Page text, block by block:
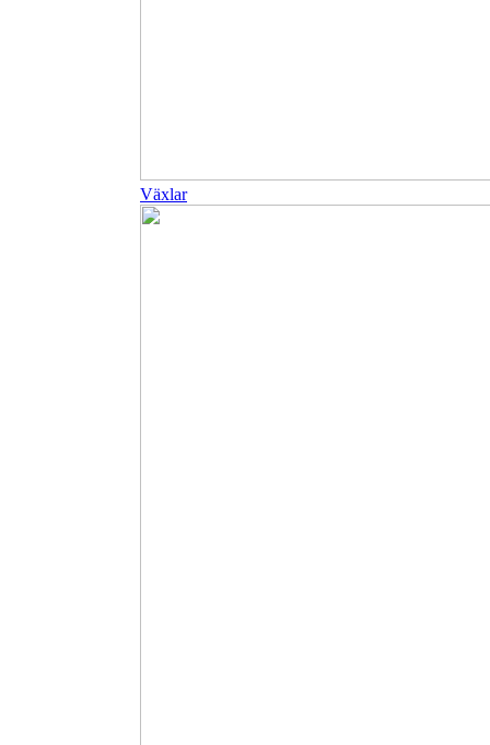
Växlar